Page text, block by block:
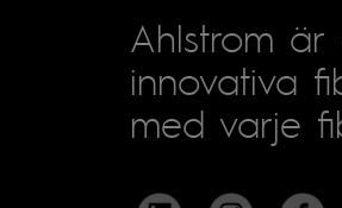
Ahlstrom
innovativa
med varje